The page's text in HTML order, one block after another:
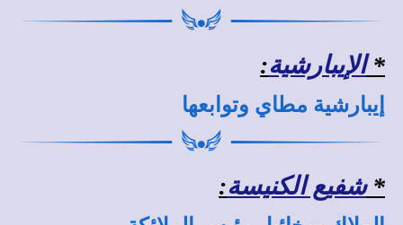
*الإيبارشية:
إيبارشية مطاي وتوابعها
*شفيع الكنيسة: